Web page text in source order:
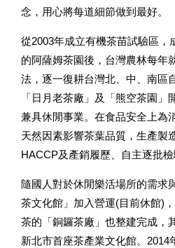
念，用心將每道細節做到最好。
從2003年成立有機茶苗試驗區，
的阿薩姆茶園後，台灣農林每年
法，逐一復耕台灣北、中、南區
「日月老茶廠」及「熊空茶園」
兼具休閒事業。在食品安全上為
天然因素影響茶葉品質，生產製
HACCP及產銷履歷、自主逐批檢
隨國人對於休閒樂活場所的需求
茶文化館」加入營運(目前休館)
茶的「銅鑼茶廠」也整建完成，
新北市首座茶產業文化館。2014